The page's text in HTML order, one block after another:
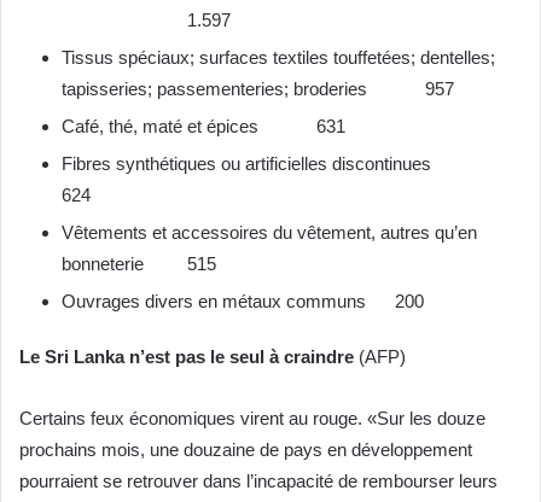
1.597
Tissus spéciaux; surfaces textiles touffetées; dentelles;
tapisseries; passementeries; broderies 957
Café, thé, maté et épices 631
Fibres synthétiques ou artificielles discontinues
624
Vêtements et accessoires du vêtement, autres qu’en
bonneterie 515
Ouvrages divers en métaux communs 200
Le Sri Lanka n’est pas le seul à craindre (AFP)
Certains feux économiques virent au rouge. «Sur les douze
prochains mois, une douzaine de pays en développement
pourraient se retrouver dans l’incapacité de rembourser leurs